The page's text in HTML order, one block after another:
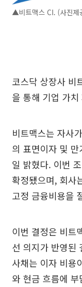
▲비트맥스 CI. (사진제
코스닥 상장사 비
을 통해 기업 가
비트맥스는 자사
의 표면이자 및
일 밝혔다. 이번
확정됐으며, 회사
고정 금융비용을
이번 결정은 비트
선 의지가 반영된
사채는 이자 비용
와 현금 흐름에